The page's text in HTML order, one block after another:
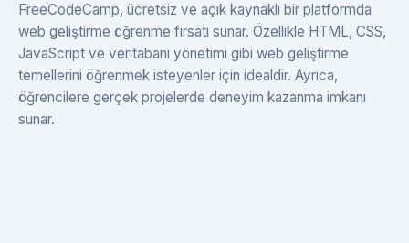
FreeCodeCamp, ücretsiz ve açık kaynaklı bir platformda
web geliştirme öğrenme fırsatı sunar. Özellikle HTML, CSS,
JavaScript ve veritabanı yönetimi gibi web geliştirme
temellerini öğrenmek isteyenler için idealdir. Ayrıca,
öğrencilere gerçek projelerde deneyim kazanma imkanı
sunar.